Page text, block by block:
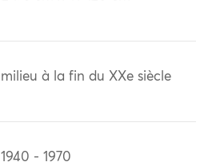
milieu à la fin du XXe siècle
1940 - 1970